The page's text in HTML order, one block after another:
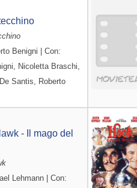
Benigni | Con:
Nicoletta Braschi,
Santis, Roberto
- Il mago del
Lehmann | Con: